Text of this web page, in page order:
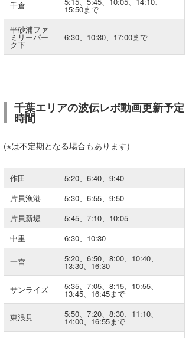
千倉
15:50まで
平砂浦ファ
ミリーパー
ク下
6:30、10:30、17:00まで
千葉エリアの波伝レポ動画更新予定
時間
(※は不定期となる場合もあります)
作田
5:20、6:40、9:40
片貝漁港
5:30、6:55、9:50
片貝新堤
5:45、7:10、10:05
中里
6:30、10:30
一宮 5:20、6:50、8:00、10:40、
13:30、16:30
サンライズ 5:35、7:05、8:15、10:55、
13:45、16:45まで
東浪見 5:50、7:20、8:30、11:10、
14:00、16:55まで
SancheZ
ゴン
予報士 hiro.
banpaku
chappy
Romisea